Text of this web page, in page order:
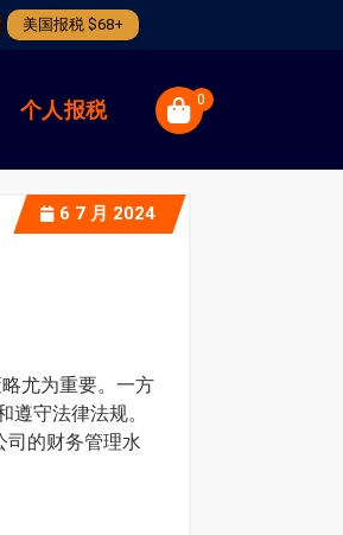
美国报税 $68+
个人报税 0
6 7 月 2024
尤为重要。一方
守法律法规。
司的财务管理水